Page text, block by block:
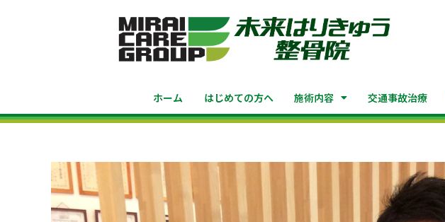
ホーム はじめての方へ 施術内容 交通事故治療